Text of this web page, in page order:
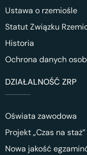
Ustawa o rzemiośle
Statut Związku
Historia
Ochrona danych
DZIAŁALNOŚĆ ZRP
Oświata zawodowa
Projekt „Czas na staż”
Nowa jakość